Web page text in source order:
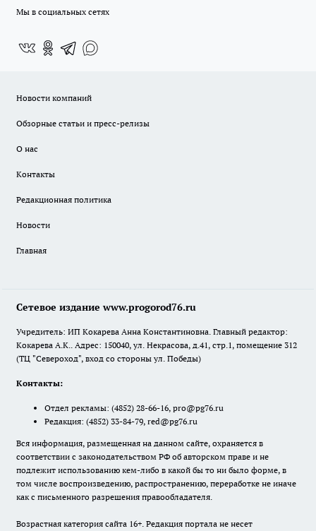
Мы в социальных сетях
Новости компаний
Обзорные статьи и пресс-релизы
О нас
Контакты
Редакционная политика
Новости
Главная
Сетевое издание www.progorod76.ru
Учредитель: ИП Кокарева Анна Константиновна. Главный редактор:
Кокарева А.К.. Адрес: 150040, ул. Некрасова, д.41, стр.1, помещение 312
(ТЦ "Североход", вход со стороны ул. Победы)
Контакты:
Отдел рекламы: (4852) 28-66-16, pro@pg76.ru
Редакция: (4852) 33-84-79, red@pg76.ru
Вся информация, размещенная на данном сайте, охраняется в
соответствии с законодательством РФ об авторском праве и не
подлежит использованию кем-либо в какой бы то ни было форме, в
том числе воспроизведению, распространению, переработке не иначе
как с письменного разрешения правообладателя.
Возрастная категория сайта 16+. Редакция портала не несет